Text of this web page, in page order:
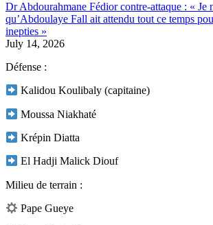
Dr Abdourahmane Fédior contre-attaque : « Je
qu’Abdoulaye Fall ait attendu tout ce temps
inepties »
July 14, 2026
Défense :
Kalidou Koulibaly (capitaine)
Moussa Niakhaté
Krépin Diatta
El Hadji Malick Diouf
Milieu de terrain :
Pape Gueye